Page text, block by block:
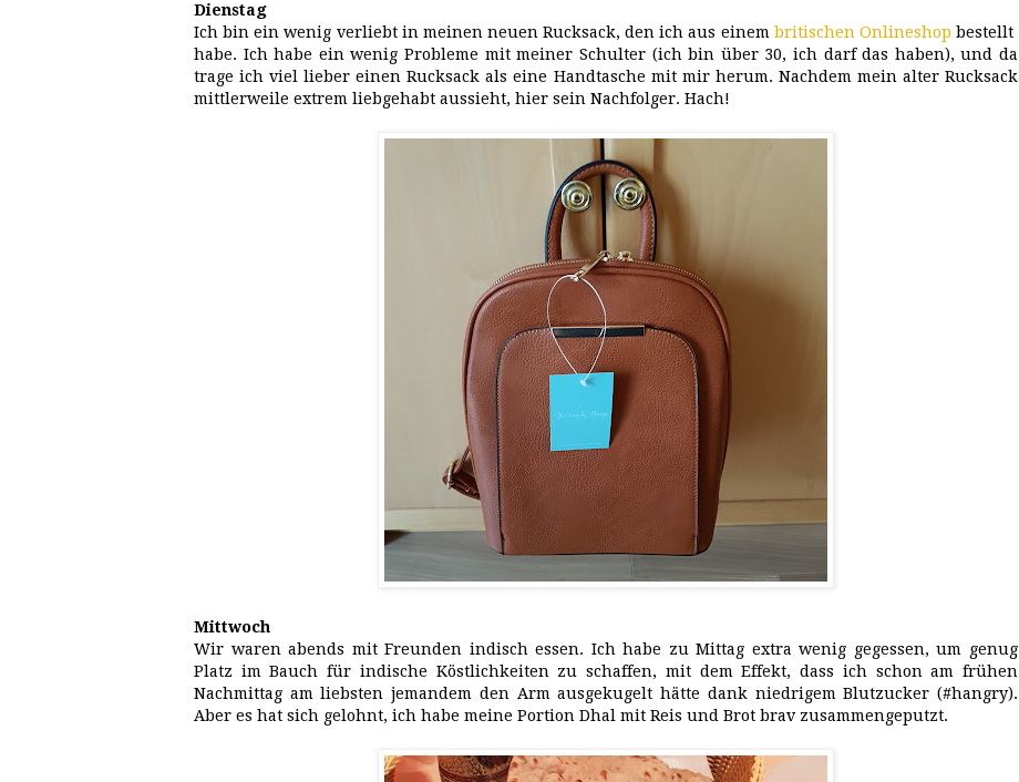
Dienstag
Ich bin ein wenig verliebt in meinen neuen Rucksack, den ich aus einem britischen Onlineshop bestellt
habe. Ich habe ein wenig Probleme mit meiner Schulter (ich bin über 30, ich darf das haben), und da
trage ich viel lieber einen Rucksack als eine Handtasche mit mir herum. Nachdem mein alter Rucksack
mittlerweile extrem liebgehabt aussieht, hier sein Nachfolger. Hach!
Mittwoch
Wir waren abends mit Freunden indisch essen. Ich habe zu Mittag extra wenig gegessen, um genug
Platz im Bauch für indische Köstlichkeiten zu schaffen, mit dem Effekt, dass ich schon am frühen
Nachmittag am liebsten jemandem den Arm ausgekugelt hätte dank niedrigem Blutzucker (#hangry).
Aber es hat sich gelohnt, ich habe meine Portion Dhal mit Reis und Brot brav zusammengeputzt.